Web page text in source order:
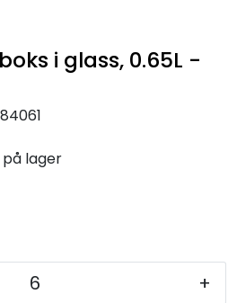
i glass, 0.65L -
på lager
+